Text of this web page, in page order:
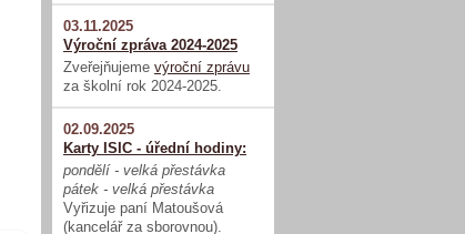
03.11.2025
Výroční zpráva 2024-2025
Zveřejňujeme výroční zprávu
za školní rok 2024-2025.
02.09.2025
Karty ISIC - úřední hodiny:
pondělí - velká přestávka
pátek - velká přestávka
Vyřizuje paní Matoušová
(kancelář za sborovnou).